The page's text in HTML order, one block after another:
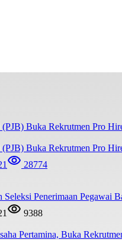
Buka Rekrutmen Pro
28774
Penerimaan Pegawai
9388
Pertamina, Buka